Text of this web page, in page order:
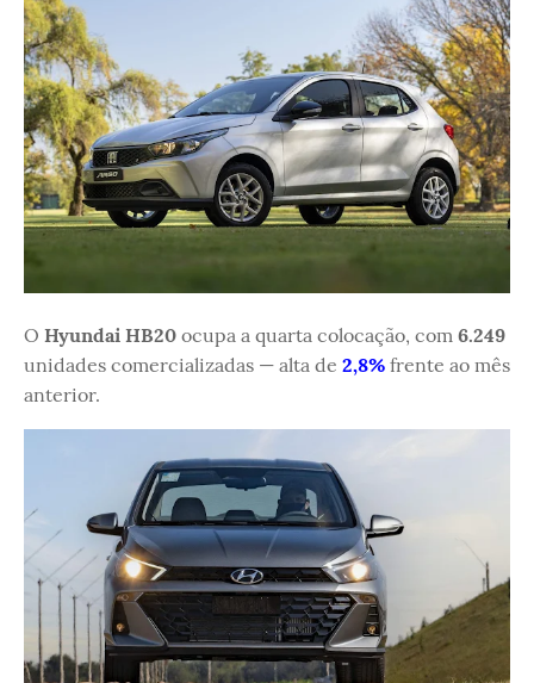
O Hyundai HB20 ocupa a quarta colocação, com 6.249
unidades comercializadas — alta de 2,8% frente ao mês
anterior.